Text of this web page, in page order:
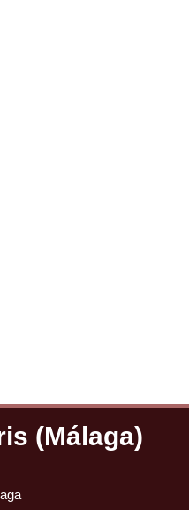
(Málaga)